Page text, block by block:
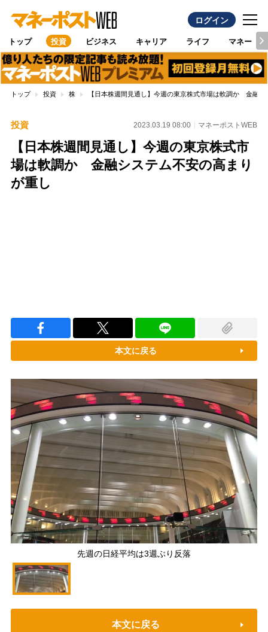
ログイン
トップ 投資 ビジネス キャリア ライフ マネー
トップ 投資 株 【日本株週間見通し】今週の東京株式市場は軟調か 金融
投資 2023.03.19 08:00 マネーポストWEB
【日本株週間見通し】今週の東京株式市
場は軟調か 金融システム不安の高まり
が重し
本文に戻る
先週の日経平均は3週ぶり反落
本文に戻る